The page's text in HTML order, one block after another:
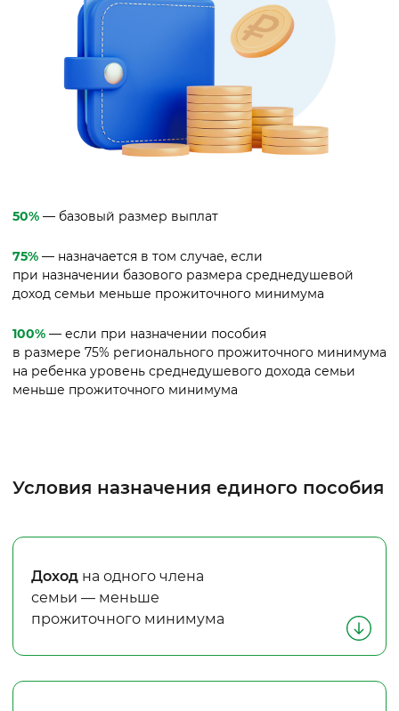
50% — базовый размер выплат
75% — назначается в том случае, если
при назначении базового размера среднедушевой
доход семьи меньше прожиточного минимума
100% — если при назначении пособия
в размере 75% регионального прожиточного минимума
на ребенка уровень среднедушевого дохода семьи
меньше прожиточного минимума
Условия назначения единого пособия
Доход на одного члена
семьи — меньше
прожиточного минимума